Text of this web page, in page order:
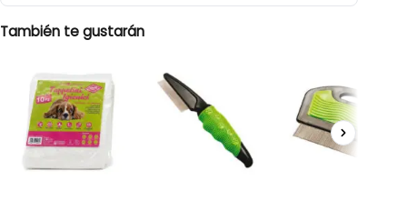
También te gustarán